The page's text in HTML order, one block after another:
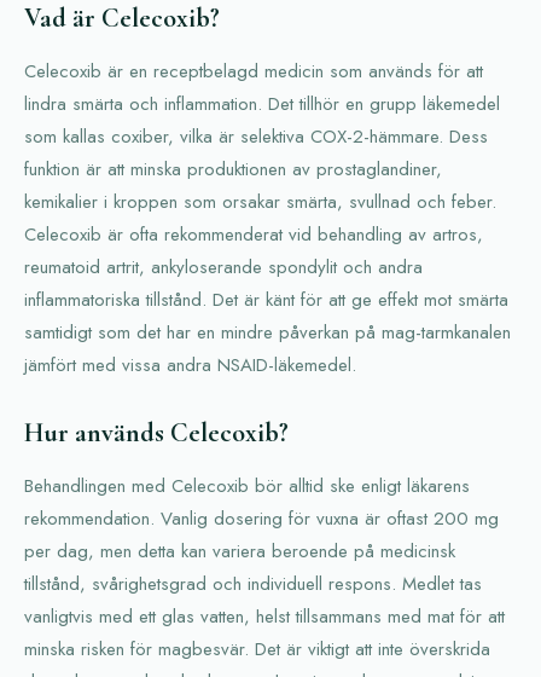
Vad är Celecoxib?
Celecoxib är en receptbelagd medicin som används för att
lindra smärta och inflammation. Det tillhör en grupp läkemedel
som kallas coxiber, vilka är selektiva COX-2-hämmare. Dess
funktion är att minska produktionen av prostaglandiner,
kemikalier i kroppen som orsakar smärta, svullnad och feber.
Celecoxib är ofta rekommenderat vid behandling av artros,
reumatoid artrit, ankyloserande spondylit och andra
inflammatoriska tillstånd. Det är känt för att ge effekt mot smärta
samtidigt som det har en mindre påverkan på mag-tarmkanalen
jämfört med vissa andra NSAID-läkemedel.
Hur används Celecoxib?
Behandlingen med Celecoxib bör alltid ske enligt läkarens
rekommendation. Vanlig dosering för vuxna är oftast 200 mg
per dag, men detta kan variera beroende på medicinsk
tillstånd, svårighetsgrad och individuell respons. Medlet tas
vanligtvis med ett glas vatten, helst tillsammans med mat för att
minska risken för magbesvär. Det är viktigt att inte överskrida